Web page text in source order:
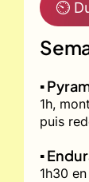
⏲
▪️
1h,
puis
▪️
1h30